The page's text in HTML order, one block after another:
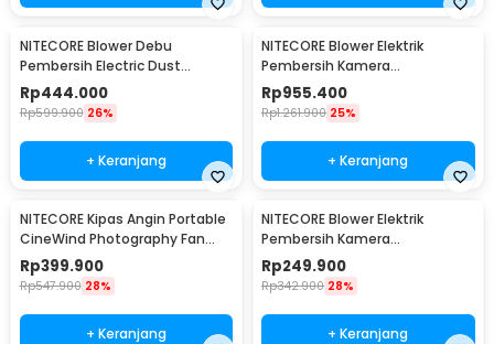
NITECORE Blower Debu
Pembersih Electric Dust
Removal Portable 30W - BB
nano
Rp444.000
Rp599.900 26%
+ Keranjang
NITECORE Blower Elektrik
Pembersih Kamera
Rechargeable 2.7 kPa - BB21
Rp955.400
Rp1.261.900 25%
+ Keranjang
NITECORE Kipas Angin Portable
CineWind Photography Fan
11000 RPM - CW10
Rp399.900
Rp547.900 28%
+ Keranjang
NITECORE Blower Elektrik
Pembersih Kamera
Rechargeable 2 kPa - BB Mini
Rp249.900
Rp342.900 28%
+ Keranjang